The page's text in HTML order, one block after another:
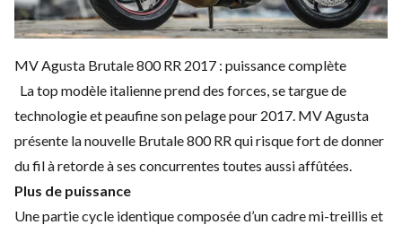
MV Agusta Brutale 800 RR 2017 : puissance complète
La top modèle italienne prend des forces, se targue de
technologie et peaufine son pelage pour 2017. MV Agusta
présente la nouvelle Brutale 800 RR qui risque fort de donner
du fil à retorde à ses concurrentes toutes aussi affûtées.
Plus de puissance
Une partie cycle identique composée d’un cadre mi-treillis et